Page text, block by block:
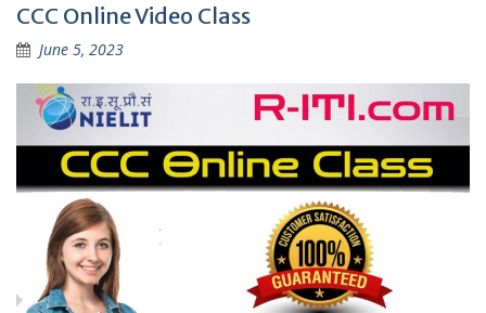
CCC Online Video Class
June 5, 2023